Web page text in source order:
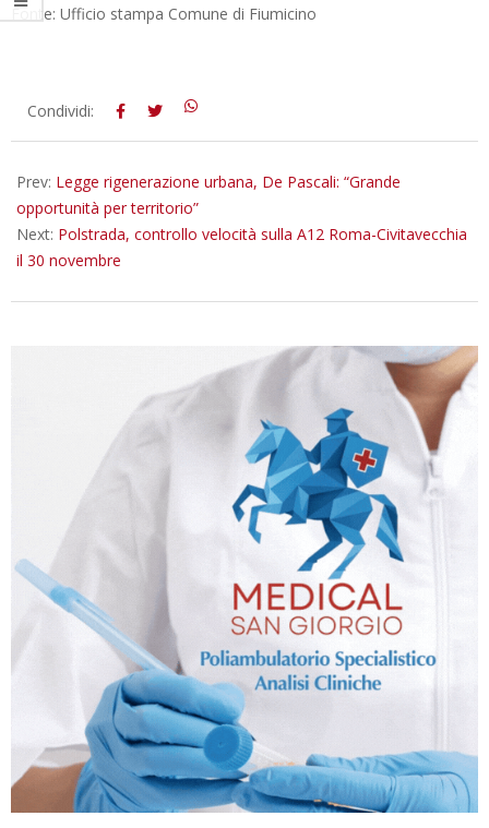
Fonte: Ufficio stampa Comune di Fiumicino
2025-
Condividi:
Prev: Legge rigenerazione urbana, De Pascali: “Grande
opportunità per territorio”
Next: Polstrada, controllo velocità sulla A12 Roma-Civitavecchia
il 30 novembre